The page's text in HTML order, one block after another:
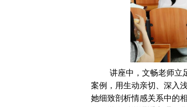
讲座中，文畅老师立
案例，用生动亲切、深入
她细致剖析情感关系中的